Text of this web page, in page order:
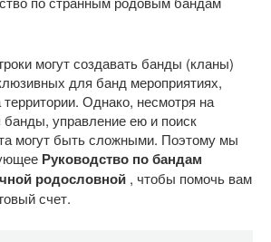
могут создавать банды (кланы)
для банд мероприятиях,
территории. Однако, несмотря на
банды, управление ею и поиск
могут быть сложными. Поэтому мы
Руководство по бандам
родословной , чтобы помочь вам
счет.